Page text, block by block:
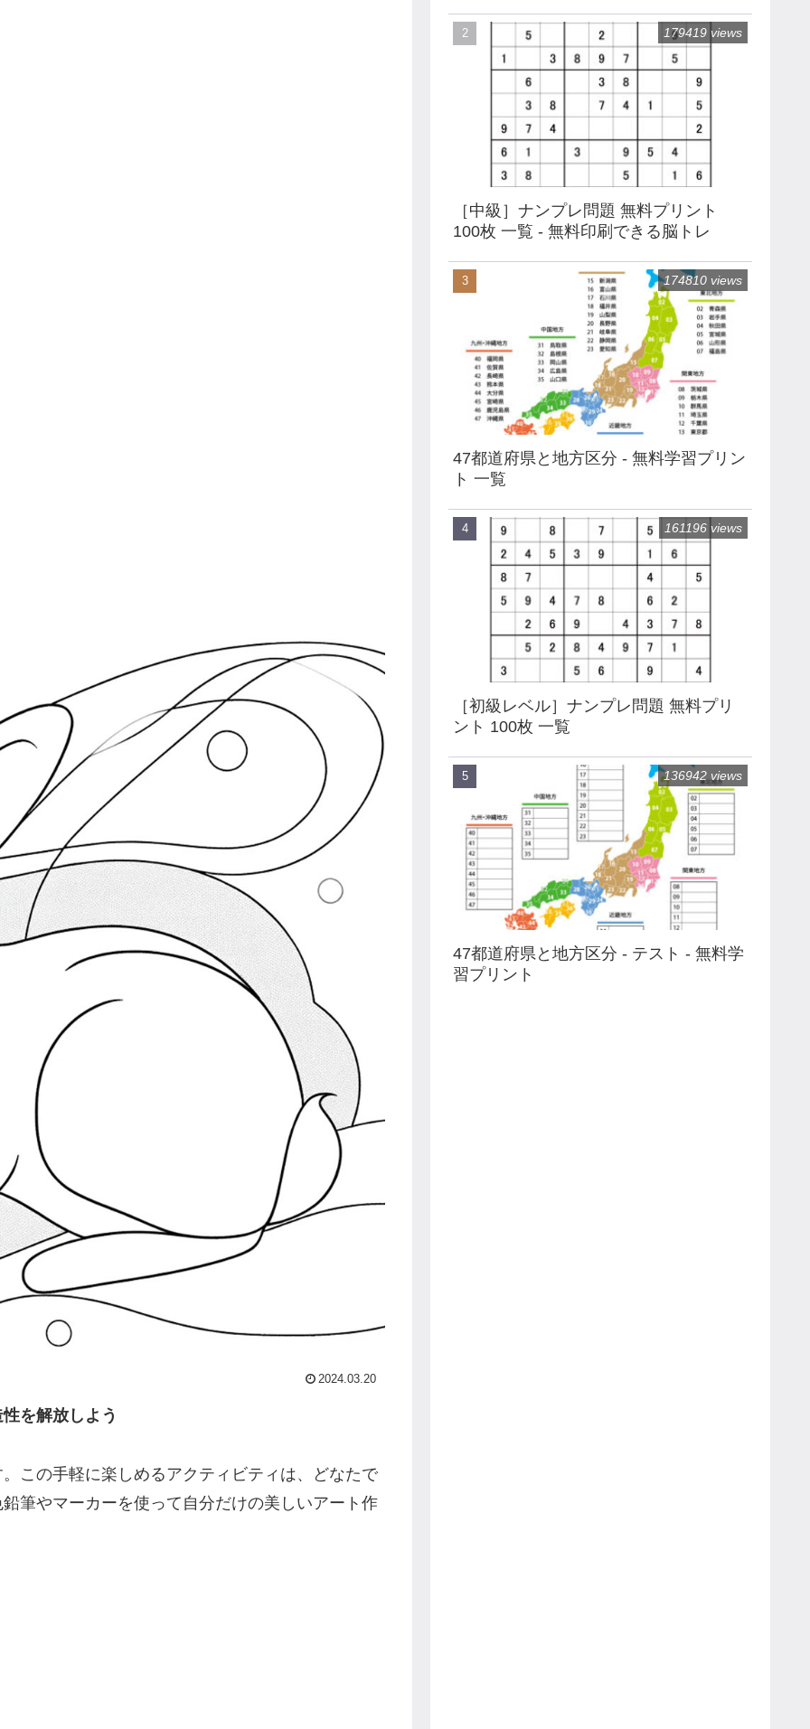
2024.03.20
を解放しよう
この手軽に楽しめるアクティビティは、どなたで
筆やマーカーを使って自分だけの美しいアート作
［中級］ナンプレ問題 無料プリント
100枚 一覧 - 無料印刷できる脳トレ
179419 views
47都道府県と地方区分 - 無料学習プリン
ト 一覧
174810 views
［初級レベル］ナンプレ問題 無料プリ
ント 100枚 一覧
161196 views
47都道府県と地方区分 - テスト - 無料学
習プリント
136942 views